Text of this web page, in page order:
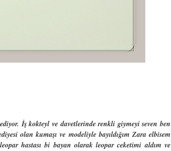
İş kokteyl ve davetlerinde renkli giymeyi seven ben
olan kumaşı ve modeliyle bayıldığım Zara elbisem
hastası bi bayan olarak leopar ceketimi aldım ve